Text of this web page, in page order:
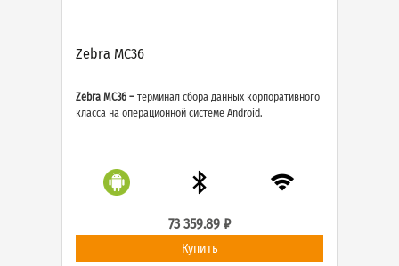
Zebra MC36
Zebra MC36 – терминал сбора данных корпоративного
класса на операционной системе Android.
73 359.89 ₽
Купить